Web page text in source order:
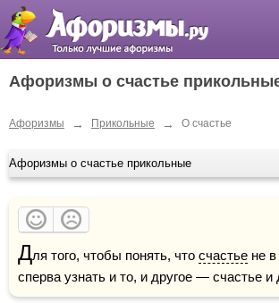
Афоризмы о счастье
Афоризмы → Прикольные → О счастье
Афоризмы о счастье прикольные
Для того, чтобы понять, что счастье не в
сперва узнать и то, и другое — счастье и